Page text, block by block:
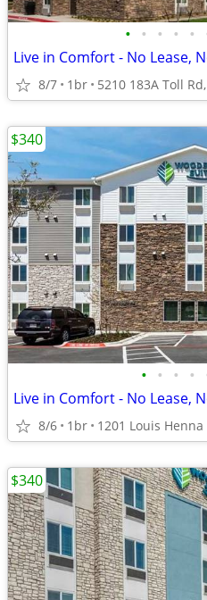
• • • • •
Live in Comfort - No Lease,
8/7 1br 5210 183A Toll
• • • •
Live in Comfort - No Lease,
8/6 1br 1201 Louis Henna
$340
$340